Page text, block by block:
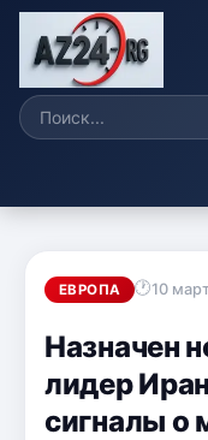
ЕВРОПА 10
Назначен
лидер
сигналы о